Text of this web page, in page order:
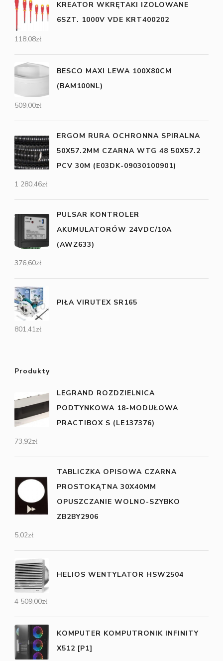
KREATOR WKRĘTAKI IZOLOWANE
6SZT. 1000V VDE KRT400202
118,08zł
BESCO MAXI LEWA 100X80CM
(BAM100NL)
509,00zł
ERGOM RURA OCHRONNA SPIRALNA
50X57.2MM CZARNA WTG 48 50X57.2
PCV 30M (E03DK-09030100901)
1 280,46zł
PULSAR KONTROLER
AKUMULATORÓW 24VDC/10A
(AWZ633)
376,60zł
PIŁA VIRUTEX SR165
801,41zł
Produkty
LEGRAND ROZDZIELNICA
PODTYNKOWA 18-MODUŁOWA
PRACTIBOX S (LE137376)
73,92zł
TABLICZKA OPISOWA CZARNA
PROSTOKĄTNA 30X40MM
OPUSZCZANIE WOLNO-SZYBKO
ZB2BY2906
5,02zł
HELIOS WENTYLATOR HSW2504
4 509,00zł
KOMPUTER KOMPUTRONIK INFINITY
X512 [P1]